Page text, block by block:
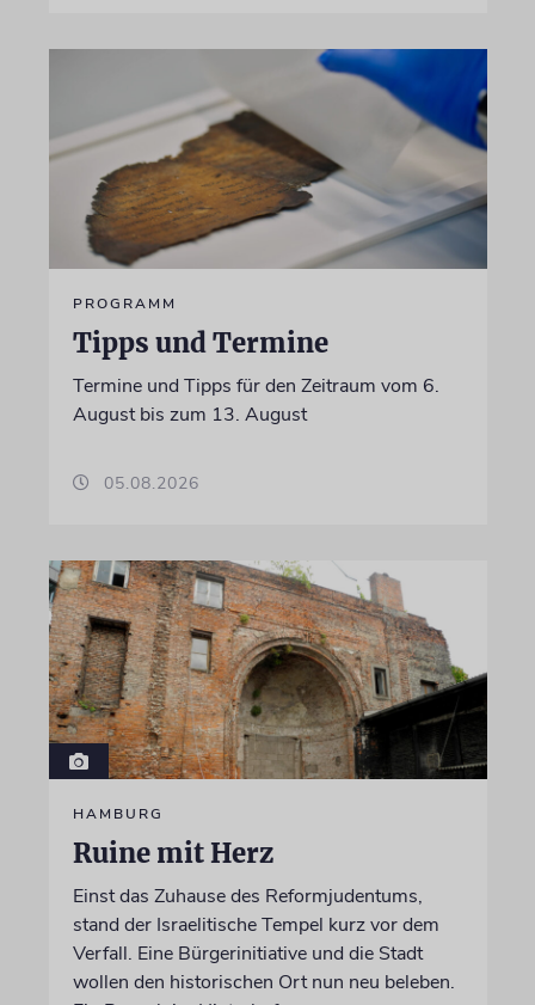
PROGRAMM
Tipps und Termine
Termine und Tipps für den Zeitraum vom 6.
August bis zum 13. August
05.08.2026
HAMBURG
Ruine mit Herz
Einst das Zuhause des Reformjudentums,
stand der Israelitische Tempel kurz vor dem
Verfall. Eine Bürgerinitiative und die Stadt
wollen den historischen Ort nun neu beleben.